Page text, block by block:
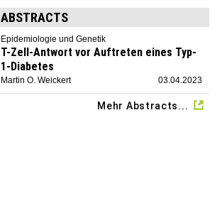
ABSTRACTS
Epidemiologie und Genetik
T-Zell-Antwort vor Auftreten eines Typ-
1-Diabetes
Martin O. Weickert 03.04.2023
Mehr Abstracts...